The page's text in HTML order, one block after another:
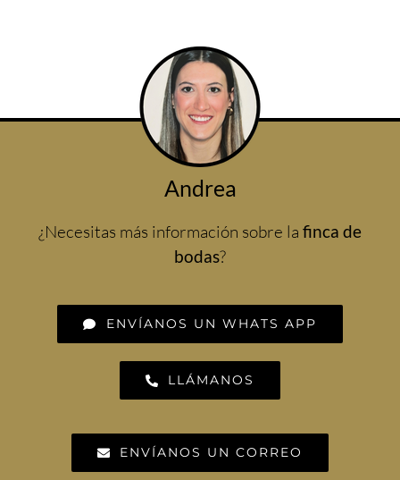
Andrea
¿Necesitas más información sobre la finca de
bodas?
ENVÍANOS UN WHATS APP
LLÁMANOS
ENVÍANOS UN CORREO